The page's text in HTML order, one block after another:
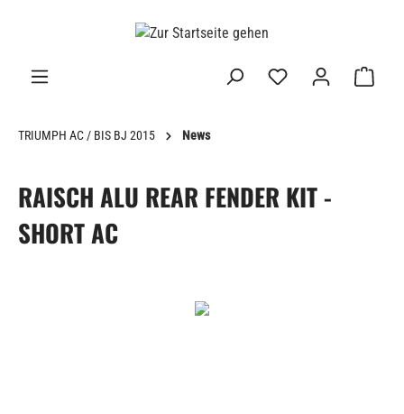
TRIUMPH AC / BIS BJ 2015 News
RAISCH ALU REAR FENDER KIT -
SHORT AC